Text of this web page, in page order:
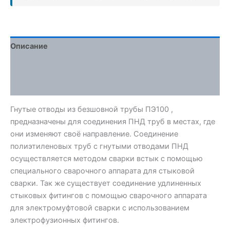
Описание
Гнутые отводы из безшовной трубы ПЭ100 ,
предназначены для соединения ПНД труб в местах, где
они изменяют своё направление. Соединение
полиэтиленовых труб с гнутыми отводами ПНД
осуществляется методом сварки встык с помощью
специального сварочного аппарата для стыковой
сварки. Так же существует соединение удлиненных
стыковых фитингов с помощью сварочного аппарата
для электромуфтовой сварки с использованием
электрофузионных фитингов.